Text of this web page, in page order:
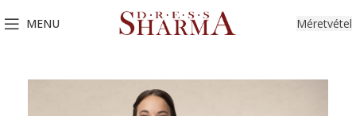
MENU Méretvétel